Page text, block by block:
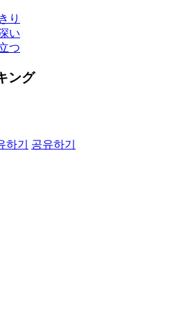
り
い
つ
ング
하기 공유하기